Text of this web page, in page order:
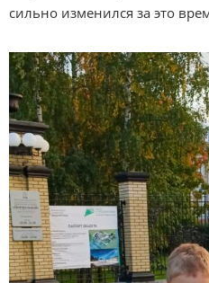
сильно изменился за это